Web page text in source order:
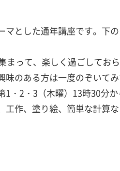
マとした通年講座です。下
まって、楽しく過ごしてお
のある方は一度のぞいてみ
1・2・3（木曜）13時30分
工作、塗り絵、簡単な計算